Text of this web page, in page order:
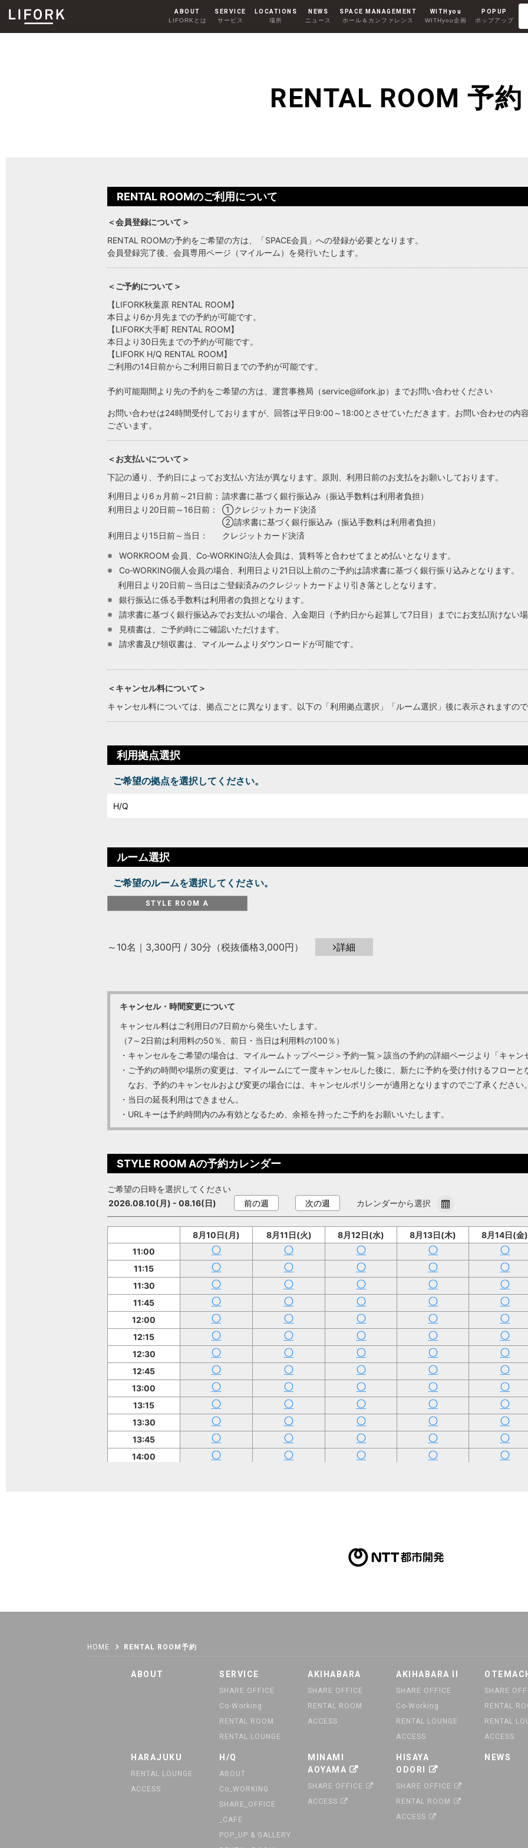
ABOUT
LIFORKとは
SERVICE
サービス
SHARE OFFICE Co-Working RENTAL ROOM
LOCATIONS
場所
秋葉原Ⅱ
HARAJUKU
原宿
MINAMI AOYAMA
NEWS
ニュース
SPACE MANAGEMENT
ホール＆カンファレンス
WITHyou
WITHyou企画
POPUP
ポップアップ
RENTAL ROOM 予約
RENTAL ROOMのご利用について
＜会員登録について＞
RENTAL ROOMの予約をご希望の方は、「SPACE会員」への登録が必要となります。
会員登録完了後、会員専用ページ（マイルーム）を発行いたします。
＜ご予約について＞
【LIFORK秋葉原 RENTAL ROOM】
本日より6か月先までの予約が可能です。
【LIFORK大手町 RENTAL ROOM】
本日より30日先までの予約が可能です。
【LIFORK H/Q RENTAL ROOM】
ご利用の14日前からご利用日前日までの予約が可能です。
予約可能期間より先の予約をご希望の方は、運営事務局（service@lifork.jp）までお問い合わせください
お問い合わせは24時間受付しておりますが、回答は平日9:00～18:00とさせていただきます。お問い合わせの内
ございます。
＜お支払いについて＞
下記の通り、予約日によってお支払い方法が異なります。原則、利用日前のお支払をお願いしております。
利用日より6ヵ月前～21日前： 請求書に基づく銀行振込み（振込手数料は利用者負担）
利用日より20日前～16日前：
クレジットカード決済
請求書に基づく銀行振込み（振込手数料は利用者負担）
利用日より15日前～当日：
クレジットカード決済
WORKROOM 会員、Co-WORKING法人会員は、賃料等と合わせてまとめ払いとなります。
Co-WORKING個人会員の場合、利用日より21日以上前のご予約は請求書に基づく銀行振り込みとなります。
利用日より20日前～当日はご登録済みのクレジットカードより引き落としとなります。
銀行振込に係る手数料は利用者の負担となります。
請求書に基づく銀行振込みでお支払いの場合、入金期日（予約日から起算して7日目）までにお支払頂けない
見積書は、ご予約時にご確認いただけます。
請求書及び領収書は、マイルームよりダウンロードが可能です。
＜キャンセル料について＞
キャンセル料については、拠点ごとに異なります。以下の「利用拠点選択」「ルーム選択」後に表示されますので
利用拠点選択
ご希望の拠点を選択してください。
ルーム選択
ご希望のルームを選択してください。
STYLE ROOM A
～10名｜3,300円 / 30分（税抜価格3,000円） 詳細
キャンセル・時間変更について
キャンセル料はご利用日の7日前から発生いたします。
（7～2日前は利用料の50％、前日・当日は利用料の100％）
・キャンセルをご希望の場合は、マイルームトップページ＞予約一覧＞該当の予約の詳細ページより「キャン
・ご予約の時間や場所の変更は、マイルームにて一度キャンセルした後に、新たに予約を受け付けるフローと
なお、予約のキャンセルおよび変更の場合には、キャンセルポリシーが適用となりますのでご了承ください。
・当日の延長利用はできません。
・URLキーは予約時間内のみ有効となるため、余裕を持ったご予約をお願いいたします。
STYLE ROOM Aの予約カレンダー
ご希望の日時を選択してください
2026.08.10(月) - 08.16(日)
前の週 次の週 カレンダーから選択
8月10日(月) 8月11日(火) 8月12日(水) 8月13日(木) 8月14日(金)
11:00
11:15
11:30
11:45
12:00
12:15
12:30
12:45
13:00
13:15
13:30
13:45
14:00
16:15
16:45
17:15
HOME RENTAL ROOM予約
ABOUT SERVICE
SHARE OFFICE
Co-Working
RENTAL ROOM
RENTAL LOUNGE
AKIHABARA
SHARE OFFICE
RENTAL ROOM
ACCESS
AKIHABARA II
SHARE OFFICE
Co-Working
RENTAL LOUNGE
ACCESS
SHARE
RENTAL
RENTAL
ACCESS
HARAJUKU
RENTAL LOUNGE
ACCESS
H/Q
ABOUT
Co_WORKING
SHARE_OFFICE
_CAFE
POP_UP & GALLERY
MINAMI
AOYAMA
SHARE OFFICE
ACCESS
HISAYA
ODORI
SHARE OFFICE
RENTAL ROOM
ACCESS
NEWS